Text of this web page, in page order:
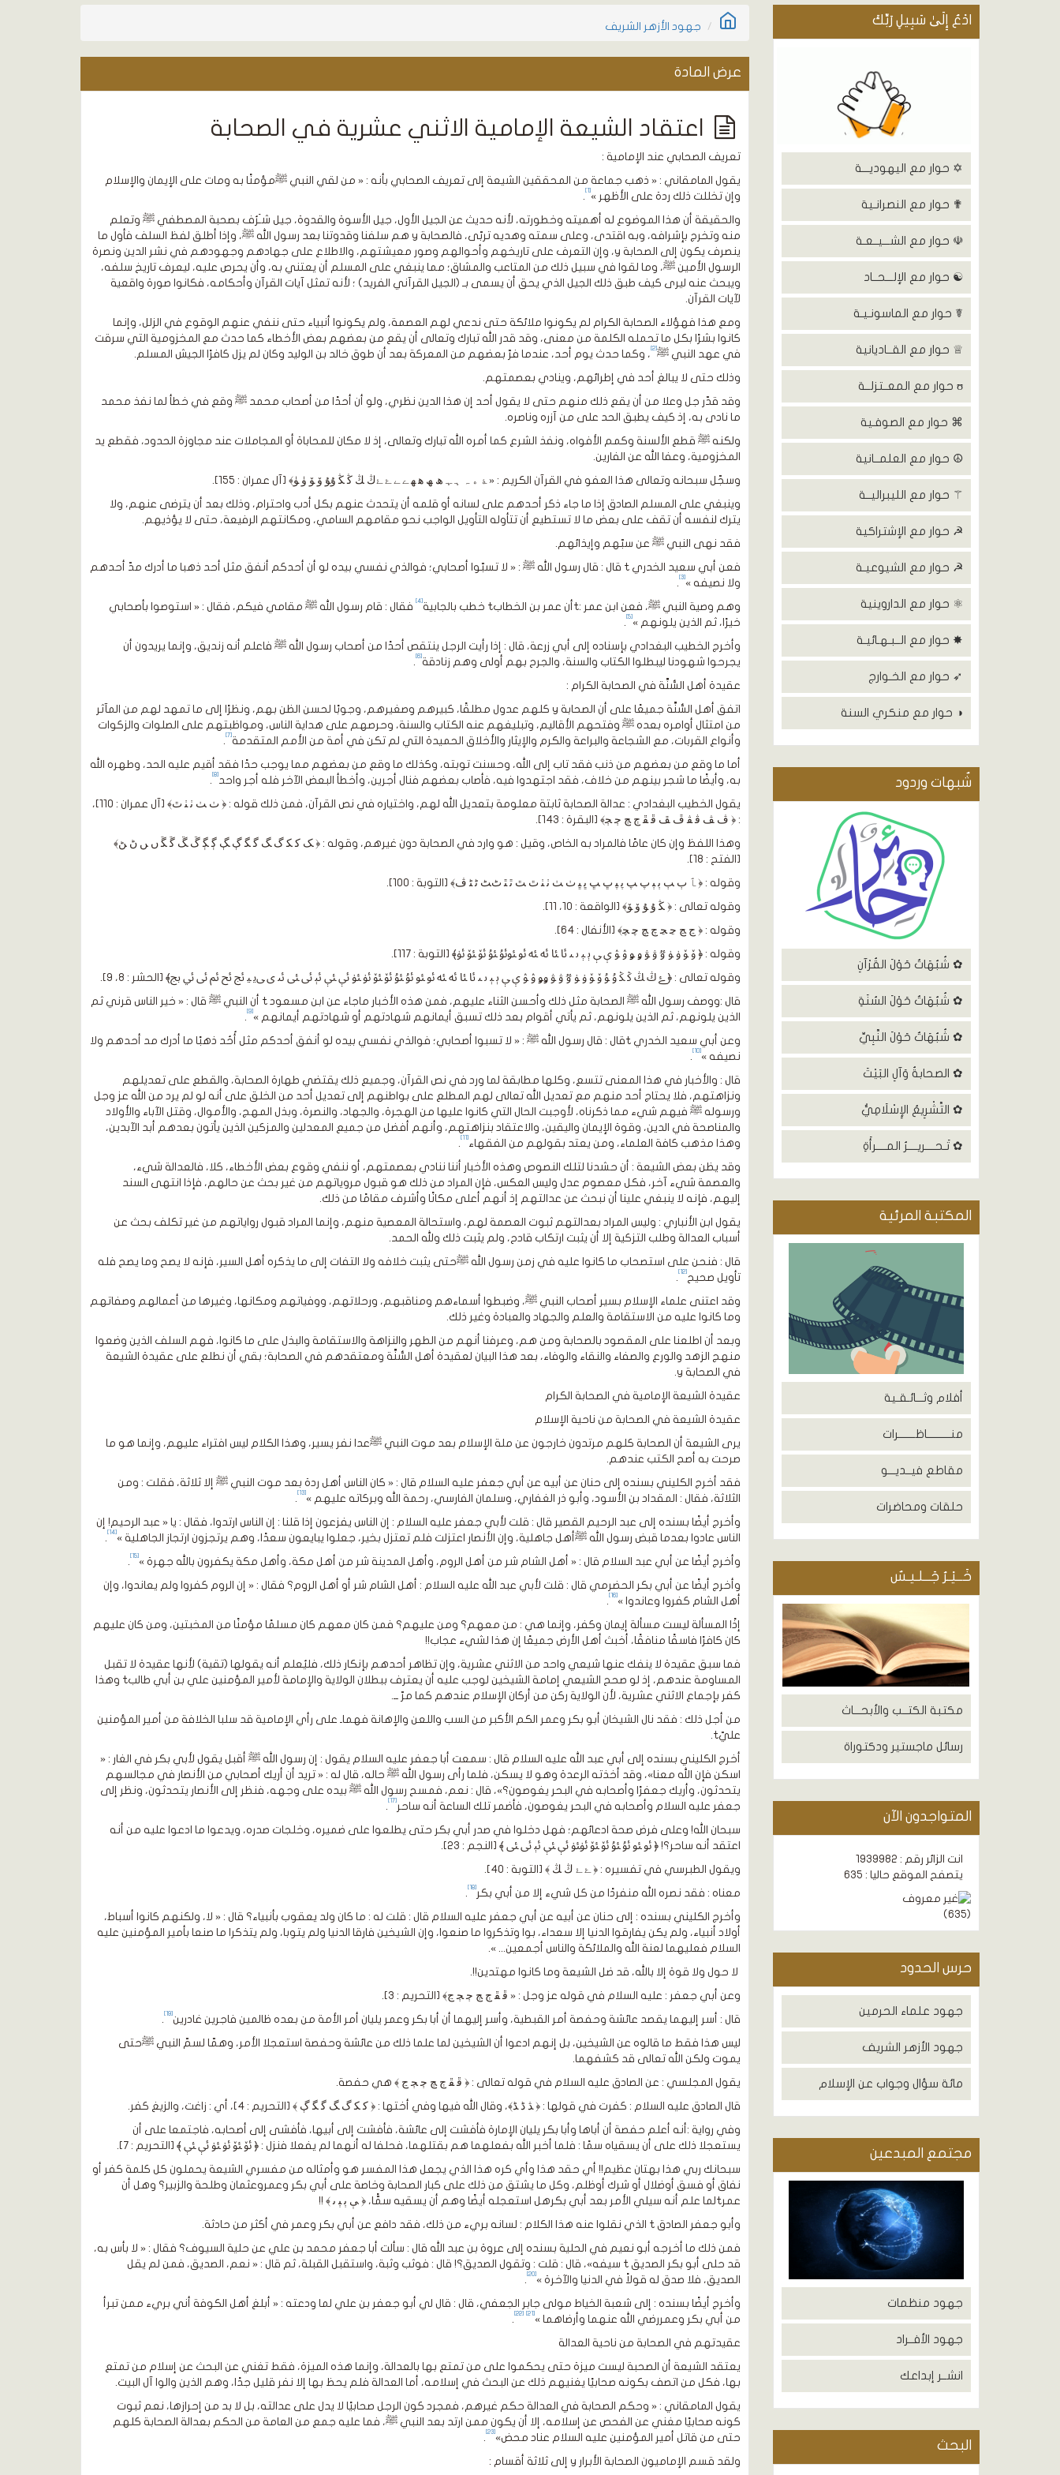
ادْعُ إِلَىٰ سَبِيلِ رَبِّكَ
✡ حوار مع اليهوديـــة
✟ حوار مع النصرانـية
☫ حوار مع الشـــيــعـة
☯ حوار مع الإلـــحــاد
☤ حوار مع الماسونـيـة
♕ حوار مع القــاديانية
ʊ حوار مع المعــتزلــة
⌘ حوار مع الصوفـية
☮ حوار مع العلمــانية
⚚ حوار مع الليبراليــة
☭ حوار مع الإشتراكية
☭ حوار مع الشيوعيـة
⚛ حوار مع الداروينية
✸ حوار مع الــبـهـائيـة
➶ حوار مع الخـوارج
◑ حوار مع منكري السنة
شٌبهات وردود
✿ شُبُهَاتٌ حَوْلَ القُرْآنِ
✿ شُبُهَاتٌ حَوْلَ السُنَةِ
✿ شُبُهَاتٌ حَوْلَ النَّبِيِّ
✿ الصحابةُ وَآلِ البَيْتَ
✿ التَّشْرِيعُ الإِسْلَامِيُّ
✿ تَـحــــريــــرُ المــــرأَةِ
المكتبة المرئية
أفلام وثـــائـقـية
منــــــــــاظـــــــرات
مقاطع فيــديـــو
حلقات ومحاضرات
خَــيْـرُ جَــلـيـسٌ
مكتبة الكتــب والأبحـــاث
رسائل ماجستير ودكتوراة
المتواجدون الآن
انت الزائر رقم : 1939982
يتصفح الموقع حاليا : 635
(
635
)
حرس الحدود
جهود علماء الحرمين
جهود الأزهر الشريف
مائة سؤال وجواب عن الإسلام
مجتمع المبدعين
جهود منظمات
جهود الأفــراد
انشــر إبداعك
البحث
جهود الأزهر الشريف
عرض المادة
اعتقاد الشيعة الإمامية الاثني عشرية في الصحابة
تعريف الصحابي عند الإمامية :
يقول المامقاني : « ذهب جماعة من المحققين الشيعة إلى تعريف الصحابي بأنه : « من لقي النبي ﷺمؤمنًا به ومات على الإيمان والإسلام
وإن تخللت ذلك ردة على الأظهر »[1]
.
والحقيقة أن هذا الموضوع له أهميته وخطورته، لأنه حديث عن الجيل الأول، جيل الأسوة والقدوة، جيل شـَرُف بصحبة المصطفي ﷺ وتعلم
منه وتخرج بإشرافه، وبه اقتدى، وعلى سمته وهديه تربّى، فالصحابة y هم سلفنا وقدوتنا بعد رسول الله ﷺ، وإذا أطلق لفظ السلف فأول ما
ينصرف يكون إلى الصحابة y، وإن التعرف على تاريخهم وأحوالهم وصور معيشتهم، والاطلاع على جهادهم وجهودهم في نشر الدين ونصرة
الرسول الأمين ﷺ، وما لقوا في سبيل ذلك من المتاعب والمشاق؛ مما ينبغي على المسلم أن يعتني به، وأن يحرص عليه، ليعرف تاريخ سلفه،
ويبحث عنه ليرى كيف طبق ذلك الجيل الذي يحق أن يسمى بـ (الجيل القرآني الفريد) ؛ لأنه تمثل آيات القرآن وأحكامه، فكانوا صورة واقعية
لآيات القرآن.
ومع هذا فهؤلاء الصحابة الكرام لم يكونوا ملائكة حتى ندعي لهم العصمة، ولم يكونوا أنبياء حتى ننفي عنهم الوقوع في الزلل، وإنما
كانوا بشرًا بكل ما تحمله الكلمة من معنى، وقد قدر الله تبارك وتعالى أن يقع من بعضهم بعض الأخطاء كما حدث مع المخزومية التي سرقت
في عهد النبي ﷺ[2]
، وكما حدث يوم أحد، عندما فرّ بعضهم من المعركة بعد أن طوق خالد بن الوليد وكان لم يزل كافرًا الجيش المسلم.
وذلك حتى لا يبالغ أحد في إطرائهم، وينادي بعصمتهم.
وقد قدّر جل وعلا من أن يقع ذلك منهم حتى لا يقول أحد إن هذا الدين نظري، ولو أن أحدًا من أصحاب محمد ﷺ وقع في خطأ لما نفذ محمد
ما نادى به، إذ كيف يطبق الحد على من آزره وناصره.
ولكنه ﷺ قطع الألسنة وكمم الأفواه، ونفذ الشرع كما أمره الله تبارك وتعالى، إذ لا مكان للمحاباة أو المجاملات عند مجاوزة الحدود، فقطع يد
المخزومية، وعفا الله عن الفارين.
وسجّل سبحانه وتعالى هذا العفو في القرآن الكريم : « ﮥ ﮦ ﮧ ﮨ ﮩ ﮪ ﮫ ﮬ ﮭ ﮮ ﮯ ﮰ ﮱﯓ ﯔ ﯕ ﯖ ﯗﯘ ﯙ ﯚ ﯛ ﯜ﴾ [آل عمران : 155].
وينبغي على المسلم الصادق إذا ما جاء ذكر أحدهم على لسانه أو قلمه أن يتحدث عنهم بكل أدب واحترام، وذلك بعد أن يترضى عنهم، ولا
يترك لنفسه أن تقف على بعض ما لا تستطيع أن تتأوله التأويل الواجب نحو مقامهم السامي، ومكانتهم الرفيعة، حتى لا يؤذيهم.
فقد نهى النبي ﷺ عن سبّهم وإيذائهم.
فعن أبي سعيد الخدري t قال : قال رسول الله ﷺ : « لا تسبّوا أصحابي؛ فوالذي نفسي بيده لو أن أحدكم أنفق مثل أحد ذهبا ما أدرك مدّ أحدهم
ولا نصيفه »[3]
.
وهم وصية النبي ﷺ، فعن ابن عمر :tأن عمر بن الخطابt خطب بالجابية
[4]
فقال : قام رسول الله ﷺ مقامي فيكم، فقال : « استوصوا بأصحابي
خيرًا، ثم الذين يلونهم »[5]
.
وأخرج الخطيب البغدادي بإسناده إلى أبي زرعة، قال : إذا رأيت الرجل ينتقص أحدًا من أصحاب رسول الله ﷺ فاعلم أنه زنديق، وإنما يريدون أن
يجرحوا شهودنا ليبطلوا الكتاب والسنة، والجرح بهم أولى وهم زنادقة[6]
.
عقيدة أهل السُّنَّة في الصحابة الكرام :
اتفق أهل السُّنَّة جميعًا على أن الصحابة y كلهم عدول مطلقًا، كبيرهم وصغيرهم، وجوبًا لحسن الظن بهم، ونظرًا إلى ما تمهد لهم من المآثر
من امتثال أوامره بعده ﷺ وفتحهم الأقاليم، وتبليغهم عنه الكتاب والسنة، وحرصهم على هداية الناس، ومواظبتهم على الصلوات والزكوات
وأنواع القربات، مع الشجاعة والبراعة والكرم والإيثار والأخلاق الحميدة التي لم تكن في أمة من الأمم المتقدمة[7]
.
أما ما وقع من بعضهم من ذنب فقد تاب إلى الله، وحسنت توبته، وكذلك ما وقع من بعضهم مما يوجب حدًا فقد أقيم عليه الحد، وطهره الله
به، وأيضًا ما شجر بينهم من خلاف، فقد اجتهدوا فيه، فأصاب بعضهم فنال أجرين، وأخطأ البعض الآخر فله أجر واحد[8]
.
يقول الخطيب البغدادي : عدالة الصحابة ثابتة معلومة بتعديل الله لهم، واختياره في نص القرآن، فمن ذلك قوله : ﴿ ﭞ ﭟ ﭠ ﭡ ﭢ﴾ [آل عمران : 110]،
: ﴿ ﭪ ﭫ ﭬ ﭭ ﭮ ﭯ ﭰ ﭱ ﭲ ﭳ ﭴ ﭵ﴾ [البقرة : 143].
وهذا اللفظ وإن كان عامًا فالمراد به الخاص، وقيل : هو وارد في الصحابة دون غيرهم، وقوله : ﴿ ﮏ ﮐ ﮑ ﮒ ﮓ ﮔ ﮕ ﮖ ﮗ ﮘ ﮙ ﮚ ﮛ ﮜ ﮝ ﮞ ﮟ ﮠ ﮡ﴾
[الفتح : 18].
وقوله : ﴿ ﭑ ﭒ ﭓ ﭔ ﭕ ﭖ ﭗ ﭘ ﭙ ﭚ ﭛ ﭜ ﭝ ﭞ ﭟ ﭠ ﭡ ﭢ ﭣ ﭤ ﭥ ﭦﭧ ﭨ ﭩ ﭪ﴾ [التوبة : 100].
وقوله تعالى : ﴿ ﯖ ﯗ ﯘ ﯙ ﯚ﴾ [الواقعة : 10، 11].
وقوله : ﴿ ﭶ ﭷ ﭸ ﭹ ﭺ ﭻ ﭼ ﭽ﴾ [الأنفال : 64].
وقوله : ﴿ ﯙ ﯚ ﯛ ﯜ ﯝ ﯞ ﯟ ﯠ ﯡ ﯢ ﯣ ﯤ ﯥ ﯦ ﯧ ﯨ ﯩ ﯪ ﯫ ﯬ ﯭ ﯮ ﯯﯰ ﯱ ﯲ ﯳ ﯴ﴾ [التوبة : 117].
وقوله تعالى : ﴿ ﮱ ﯓ ﯔ ﯕ ﯖ ﯗ ﯘ ﯙ ﯚ ﯛ ﯜ ﯝ ﯞ ﯟ ﯠﯡ ﯢ ﯣ ﯤ ﯥ ﯦ ﯧ ﯨ ﯩ ﯪ ﯫ ﯬ ﯭ ﯮ ﯯ ﯰ ﯱ ﯲ ﯳ ﯴ ﯵ ﯶ ﯷ ﯸ ﯹ ﯺ ﯻ ﯼ ﯽﯾ ﯿ ﰀ ﰁ ﰂ ﰃ ﰄ ﰅ﴾ [الحشر : 8، 9].
قال :ووصف رسول الله ﷺ الصحابة مثل ذلك وأحسن الثناء عليهم، فمن هذه الأخبار ماجاء عن ابن مسعود t أن النبي ﷺ قال : « خير الناس قرني ثم
الذين يلونهم، ثم الذين يلونهم، ثم يأتي أقوام بعد ذلك تسبق أيمانهم شهادتهم أو شهادتهم أيمانهم »[9]
.
وعن أبي سعيد الخدري tقال : قال رسول الله ﷺ : « لا تسبوا أصحابي؛ فوالذي نفسي بيده لو أنفق أحدكم مثل أُحُد ذهبًا ما أدرك مد أحدهم ولا
نصيفه »[10]
.
قال : والأخبار في هذا المعنى تتسع، وكلها مطابقة لما ورد في نص القرآن، وجميع ذلك يقتضي طهارة الصحابة، والقطع على تعديلهم
ونزاهتهم، فلا يحتاج أحد منهم مع تعديل الله تعالى لهم المطلع على بواطنهم إلى تعديل أحد من الخلق على أنه لو لم يرد من الله عز وجل
ورسوله ﷺ فيهم شيء مما ذكرناه، لأوجبت الحال التي كانوا عليها من الهجرة، والجهاد، والنصرة، وبذل المهج، والأموال، وقتل الآباء والأولاد
والمناصحة في الدين، وقوة الإيمان واليقين، والاعتقاد بنزاهتهم، وأنهم أفضل من جميع المعدلين والمزكين الذين يأتون بعدهم أبد الآبدين،
وهذا مذهب كافة العلماء، ومن يعتد بقولهم من الفقهاء[11]
.
وقد يظن بعض الشيعة : أن حشدنا لتلك النصوص وهذه الأخبار أننا ننادي بعصمتهم، أو ننفي وقوع بعض الأخطاء، كلا، فالعدالة شيء،
والعصمة شيء آخر، فكل معصوم عدل وليس العكس، فإن المراد من ذلك هو قبول مروياتهم من غير بحث عن حالهم، فإذا انتهى السند
إليهم، فإنه لا ينبغي علينا أن نبحث عن عدالتهم إذ أنهم أعلى مكانًا وأشرف مقامًا من ذلك.
يقول ابن الأنباري : وليس المراد بعدالتهم ثبوت العصمة لهم، واستحالة المعصية منهم، وإنما المراد قبول رواياتهم من غير تكلف بحث عن
أسباب العدالة وطلب التزكية إلا أن يثبت ارتكاب قادح، ولم يثبت ذلك ولله الحمد.
قال : فنحن على استصحاب ما كانوا عليه في زمن رسول الله ﷺحتى يثبت خلافه ولا التفات إلى ما يذكره أهل السير، فإنه لا يصح وما يصح فله
تأويل صحيح[12]
.
وقد اعتنى علماء الإسلام بسير أصحاب النبي ﷺ، وضبطوا أسماءهم ومناقبهم، ورحلاتهم، ووفياتهم ومكانها، وغيرها من أعمالهم وصفاتهم
وما كانوا عليه من الاستقامة والعلم والجهاد والعبادة وغير ذلك.
وبعد أن اطلعنا على المقصود بالصحابة ومن هم، وعرفنا أنهم من الطهر والنزاهة والاستقامة والبذل على ما كانوا، فهم السلف الذين وضعوا
منهج الزهد والورع والصفاء والنقاء والوفاء، بعد هذا البيان لعقيدة أهل السُّنَّة ومعتقدهم في الصحابة؛ بقي أن نطلع على عقيدة الشيعة
في الصحابة y.
عقيدة الشيعة الإمامية في الصحابة الكرام
عقيدة الشيعة في الصحابة من ناحية الإسلام
يرى الشيعة أن الصحابة كلهم مرتدون خارجون عن ملة الإسلام بعد موت النبي ﷺعدا نفر يسير، وهذا الكلام ليس افتراء عليهم، وإنما هو ما
صرحت به أصح الكتب عندهم.
فقد أخرج الكليني بسنده إلى حنان عن أبيه عن أبي جعفر عليه السلام قال : « كان الناس أهل ردة بعد موت النبي ﷺ إلا ثلاثة، فقلت : ومن
الثلاثة، فقال : المقداد بن الأسود، وأبو ذر الغفاري، وسلمان الفارسي، رحمة الله وبركاته عليهم »[13]
.
وأخرج أيضًا بسنده إلى عبد الرحيم القصير قال : قلت لأبي جعفر عليه السلام : إن الناس يفزعون إذا قلنا : إن الناس ارتدوا، فقال : يا « عبد الرحيم! إن
الناس عادوا بعدما قبض رسول الله ﷺأهل جاهلية، وإن الأنصار اعتزلت فلم تعتزل بخير، جعلوا يبايعون سعدًا، وهم يرتجزون ارتجاز الجاهلية »[14]
.
وأخرج أيضًا عن أبي عبد السلام قال : « أهل الشام شر من أهل الروم، وأهل المدينة شر من أهل مكة، وأهل مكة يكفرون بالله جهرة »[15]
.
وأخرج أيضًا عن أبي بكر الحضرمي قال : قلت لأبي عبد الله عليه السلام : أهل الشام شر أو أهل الروم؟ فقال : « إن الروم كفروا ولم يعاندوا، وإن
أهل الشام كفروا وعاندوا »[16]
.
إذًا المسألة ليست مسألة إيمان وكفر، وإنما هي : من معهم؟ ومن عليهم؟ فمن كان معهم كان مسلمًا مؤمنًا من المخبتين، ومن كان عليهم
كان كافرًا فاسقًا منافقًا، أخبث أهل الأرض جميعًا إن هذا لشيء عجاب!!
فما سبق عقيدة لا ينفك عنها شيعي واحد من الاثني عشرية، وإن تظاهر أحدهم بإنكار ذلك، فليُعلم أنه يقولها (تقية) لأنها عقيدة لا تقبل
المساومة عندهم، إذ لو صحح الشيعي إمامة الشيخين لوجب عليه أن يعترف ببطلان الولاية والإمامة لأمير المؤمنين علي بن أبي طالبt وهذا
كفر بإجماع الاثني عشرية، لأن الولاية ركن من أركان الإسلام عندهم كما مرّ ــ.
من أجل ذلك : فقد نال الشيخان أبو بكر وعمر الكم الأكبر من السب واللعن والإهانة فهماـ على رأي الإمامية قد سلبا الخلافة من أمير المؤمنين
عليّt.
أخرج الكليني بسنده إلى أبي عبد الله عليه السلام قال : سمعت أبا جعفر عليه السلام يقول : إن رسول الله ﷺ أقبل يقول لأبي بكر في الغار : «
اسكن فإن الله معنا»، وقد أخذته الرعدة وهو لا يسكن، فلما رأى رسول الله ﷺ حاله، قال له : « تريد أن أريك أصحابي من الأنصار في مجالسهم
يتحدثون، وأريك جعفرًا وأصحابه في البحر يغوصون؟»، قال : نعم، فمسح رسول الله ﷺ بيده على وجهه، فنظر إلى الأنصار يتحدثون، ونظر إلى
جعفر عليه السلام وأصحابه في البحر يغوصون، فأضمر تلك الساعة أنه ساحر[17]
.
سبحان الله! وعلى فرض صحة ادعائهم؛ فهل دخلوا في صدر أبي بكر حتى يطلعوا على ضميره، وخلجات صدره، ويدعوا ما ادعوا عليه من أنه
اعتقد أنه ساحر؟! ﴿ ﯮ ﯯ ﯰ ﯱ ﯲ ﯳ ﯴﯵ ﯶ ﯷ ﯸ ﯹ ﯺ ﴾ [النجم : 23].
ويقول الطبرسي في تفسيره : ﴿ ﮰ ﮱ ﯓ ﯔ ﴾ [التوبة : 40].
معناه : فقد نصره الله منفردًا من كل شيء إلا من أبي بكر[18]
.
وأخرج الكليني بسنده : إلى حنان عن أبيه عن أبي جعفر عليه السلام قال : قلت له : ما كان ولد يعقوب بأنبياء؟ قال : « لا، ولكنهم كانوا أسباط،
أولاد أنبياء، ولم يكن يفارقوا الدنيا إلا سعداء، بوا وتذكروا ما صنعوا، وإن الشيخين فارقا الدنيا ولم يتوبا، ولم يتذكرا ما صنعا بأمير المؤمنين عليه
السلام فعليهما لعنة الله والملائكة والناس أجمعين... ».
لا حول ولا قوة إلا بالله، قد ضل الشيعة وما كانوا مهتدين!!.
وعن أبي جعفر : عليه السلام في قوله عز وجل : « ﭰ ﭱ ﭲ ﭳ ﭴ ﭵ ﭶ﴾ [التحريم : 3].
قال : أسر إليهما يقصد عائشة وحفصة أمر القبطية، وأسر إليهما أن أبا بكر وعمر يليان أمر الأمة من بعده ظالمين فاجرين غادرين[19]
.
ليس هذا فقط ما قالوه عن الشيخين، بل إنهم ادعوا أن الشيخين لما علما ذلك من عائشة وحفصة استعجلا الأمر، وهمّا لسمّ النبي ﷺحتى
يموت ولكن الله تعالى قد كشفهما.
يقول المجلسي : عن الصادق عليه السلام في قوله تعالى : ﴿ ﭰ ﭱ ﭲ ﭳ ﭴ ﭵ ﭶ ﴾ هي حفصة.
قال الصادق عليه السلام : كفرت في قولها : ﴿ ﮇ ﮈ ﮉ﴾، وقال الله فيها وفي أختها : ﴿ ﮐ ﮑ ﮒ ﮓ ﮔ ﮕ ﮖ ﴾ [التحريم : 4]، أي : زاغت، والزيغ كفر.
وفي رواية :أنه أعلم حفصة أن أباها وأبا بكر يليان الإمارة فأفشت إلى عائشة، فأفشت إلى أبيها، فأفشى إلى أصحابه، فاجتمعا على أن
يستعجلا ذلك على أن يسقياه سمًا : فلما أخبر الله بفعلهما هم بقتلهما، فحلفا له أنهما لم يفعلا فنزل : ﴿ ﯲ ﯳ ﯴ ﯵ ﯶ ﯷ ﴾ [التحريم : 7].
سبحانك ربي هذا بهتان عظيم!! أي حقد هذا وأي كره هذا الذي يجعل هذا المفسر هو وأمثاله من مفسري الشيعة يحملون كل كلمة كفر أو
نفاق أو فسق أوضلال أو شرك أوظلم، وكل ما يشتق من ذلك على كبار الصحابة وخاصة على أبي بكر وعمروعثمان وطلحة والزبير؟ وهل أن
عمرtلما علم أنه سيلي الأمر بعد أبي بكرهل استعجله أيضًا وهم أن يسقيه سمًّا، ﴿ ﯥ ﯦ ﯧ ﯨ ﴾ !!
وأبو جعفر الصادق t الذي نقلوا عنه هذا الكلام : لسانه بريء من ذلك، فقد دافع عن أبي بكر وعمر في أكثر من حادثة.
فمن ذلك ما أخرجه أبو نعيم في الحلية بسنده إلى عروة بن عبد الله قال : سألت أبا جعفر محمد بن علي عن حلية السيوف؟ فقال : « لا بأس به،
قد حلى أبو بكر الصديق t سيفه»، قال : قلت : وتقول الصديق؟! قال : فوثب وثبة، واستقبل القبلة، ثم قال : « نعم، الصديق، فمن لم يقل
الصديق، فلا صدق له قولاً في الدنيا والآخرة »[20]
.
وأخرج أيضًا بسنده : إلى شعبة الخياط مولى جابر الجعفي، قال : قال لي أبو جعفر بن علي لما ودعته : « أبلغ أهل الكوفة أني بريء ممن تبرأ
من أبي بكر وعمررضي الله عنهما وأرضاهما »[21]
[22]
.
عقيدتهم في الصحابة من ناحية العدالة
يعتقد الشيعة أن الصحبة ليست ميزة حتى يحكموا على من تمتع بها بالعدالة، وإنما هذه الميزة، فقط تغني عن البحث عن إسلام من تمتع
بها، فكل من اتصف بكونه صحابيًا يغنيهم ذلك عن البحث في إسلامه، أما العدالة فلم يحظ بها إلا نفر قليل جدًا، وهم الذين والوا آل البيت.
يقول المامقاني : « وحكم الصحابة في العدالة حكم غيرهم، فمجرد كون الرجل صحابيًا لا يدل على عدالته، بل لا بد من إحرازها، نعم ثبوت
كونه صحابيًا مغني عن الفحص عن إسلامه، إلا أن يكون ممن ارتد بعد النبي ﷺ، فما عليه جمع من العامة من الحكم بعدالة الصحابة كلهم
حتى من قاتل أمير المؤمنين عليه السلام عناد محض»[23]
.
ولقد قسم الإماميون الصحابة الأبرار y إلى ثلاثة أقسام :